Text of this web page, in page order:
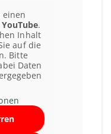
einen
YouTube.
Inhalt
auf die
Bitte
Daten